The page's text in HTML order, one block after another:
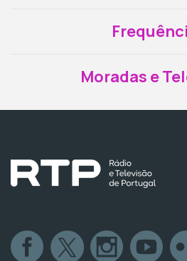
Moradas e